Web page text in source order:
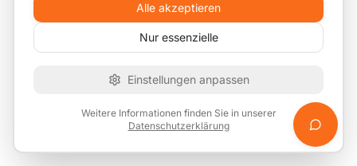
Alle akzeptieren
Nur essenzielle
Einstellungen anpassen
Weitere Informationen finden Sie in unserer
Datenschutzerklärung